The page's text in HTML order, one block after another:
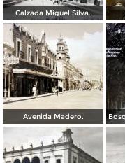
Calzada Miguel Silva.
Avenida Madero.